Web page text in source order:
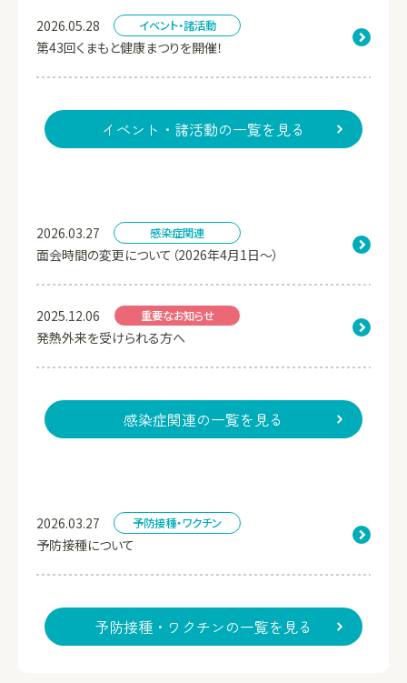
2026.05.28 イベント・諸活動
第43回くまもと健康まつりを開催！
イベント・諸活動の一覧を見る
2026.03.27 感染症関連
面会時間の変更について（2026年4月1日～）
2025.12.06 重要なお知らせ
発熱外来を受けられる方へ
感染症関連の一覧を見る
2026.03.27 予防接種・ワクチン
予防接種について
予防接種・ワクチンの一覧を見る